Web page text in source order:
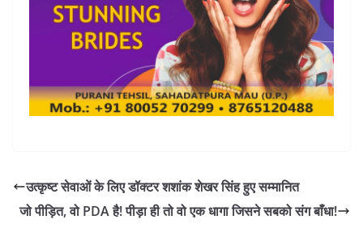
उत्कृष्ट सेवाओं के लिए डॉक्टर शशांक शेखर सिंह हुए सम्मानित
जो पीड़ित, वो PDA है! पीड़ा ही तो वो एक धागा जिसने सबको संग बाँधा!